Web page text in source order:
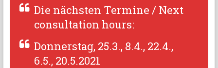
Die nächsten Termine / Next
consultation hours:
Donnerstag, 25.3., 8.4., 22.4.,
6.5., 20.5.2021